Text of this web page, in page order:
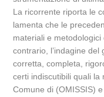
La ricorrente riporta le
lamenta che le
materiali e
contrario, l’indagine
corretta, completa,
certi indiscutibili quali la
Comune di (OMISSIS)